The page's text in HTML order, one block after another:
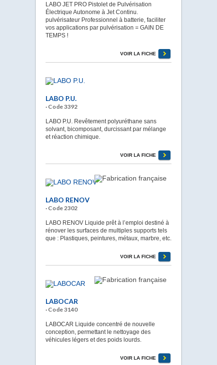
LABO JET PRO Pistolet de Pulvérisation
Électrique Autonome à Jet Continu.
pulvérisateur Professionnel à batterie, faciliter
vos applications par pulvérisation = GAIN DE
TEMPS !
VOIR LA FICHE
LABO P.U.
· Code 3392
LABO P.U. Revêtement polyuréthane sans
solvant, bicomposant, durcissant par mélange
et réaction chimique.
VOIR LA FICHE
LABO RENOV
· Code 2302
LABO RENOV Liquide prêt à l’emploi destiné à
rénover les surfaces de multiples supports tels
que : Plastiques, peintures, métaux, marbre, etc.
VOIR LA FICHE
LABOCAR
· Code 3140
LABOCAR Liquide concentré de nouvelle
conception, permettant le nettoyage des
véhicules légers et des poids lourds.
VOIR LA FICHE